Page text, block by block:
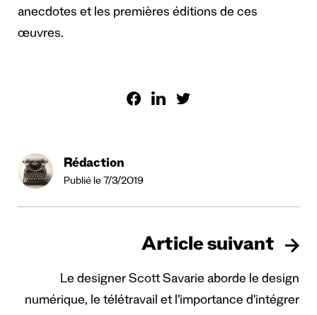
anecdotes et les premières éditions de ces
œuvres.
Rédaction
Publié le 7/3/2019
Article suivant
Le designer Scott Savarie aborde le design
numérique, le télétravail et l'importance d'intégrer